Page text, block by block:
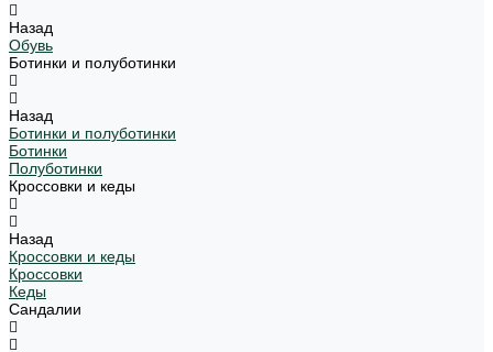
Назад
Обувь
Ботинки и полуботинки
Назад
Ботинки и полуботинки
Ботинки
Полуботинки
Кроссовки и кеды
Назад
Кроссовки и кеды
Кроссовки
Кеды
Сандалии